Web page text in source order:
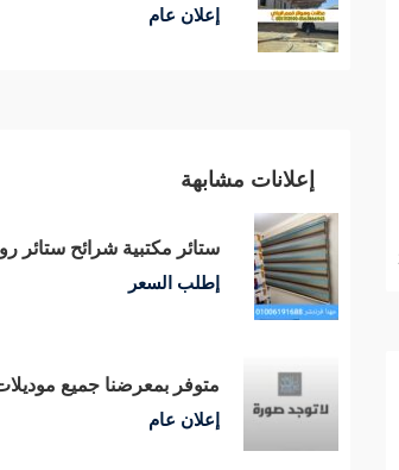
إعلان عام
إعلانات مشابهة
إطلب السعر
إعلان عام